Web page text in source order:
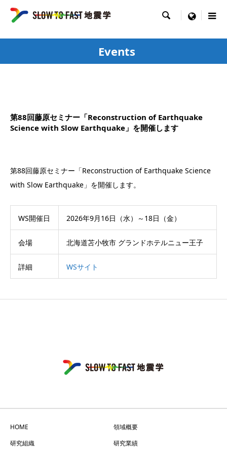
 menu
Events
第88回藤原セミナー「Reconstruction of Earthquake
Science with Slow Earthquake」を開催します
第88回藤原セミナー「Reconstruction of Earthquake Science
with Slow Earthquake」を開催します。
WS開催日 2026年9月16日（水）～18日（金）
会場 北海道苫小牧市 グランドホテルニュー王子
詳細 WSサイト
HOME
領域概要
研究組織
研究業績